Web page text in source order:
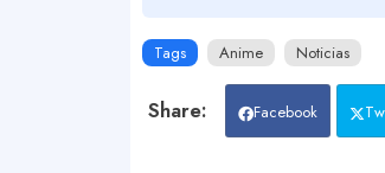
Tags Anime Noticias
Facebook